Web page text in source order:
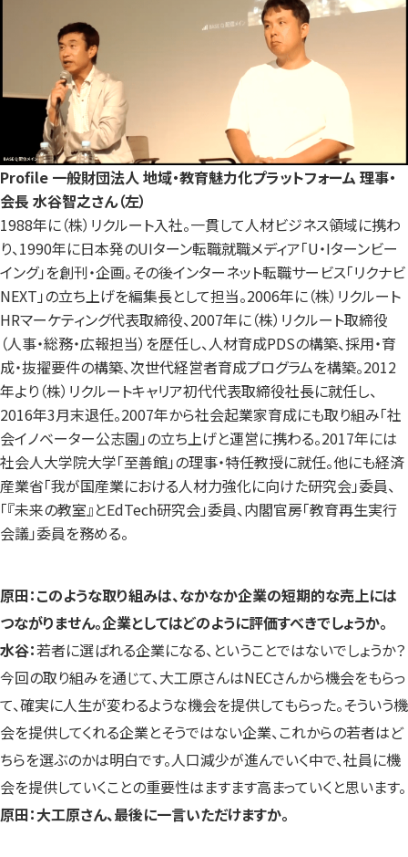
Profile 一般財団法人 地域・教育魅力化プラットフォーム 理事・
会長 水谷智之さん（左）
1988年に（株）リクルート入社。一貫して人材ビジネス領域に携わ
り、1990年に日本発のUIターン転職就職メディア「U・Iターンビー
イング」を創刊・企画。その後インターネット転職サービス「リクナビ
NEXT」の立ち上げを編集長として担当。2006年に（株）リクルート
HRマーケティング代表取締役、2007年に（株）リクルート取締役
（人事・総務・広報担当）を歴任し、人材育成PDSの構築、採用・育
成・抜擢要件の構築、次世代経営者育成プログラムを構築。2012
年より（株）リクルートキャリア初代代表取締役社長に就任し、
2016年3月末退任。2007年から社会起業家育成にも取り組み「社
会イノベーター公志園」の立ち上げと運営に携わる。2017年には
社会人大学院大学「至善館」の理事・特任教授に就任。他にも経済
産業省「我が国産業における人材力強化に向けた研究会」委員、
「『未来の教室』とEdTech研究会」委員、内閣官房「教育再生実行
会議」委員を務める。
原田：このような取り組みは、なかなか企業の短期的な売上には
つながりません。企業としてはどのように評価すべきでしょうか。
水谷：若者に選ばれる企業になる、ということではないでしょうか？
今回の取り組みを通じて、大工原さんはNECさんから機会をもらっ
て、確実に人生が変わるような機会を提供してもらった。そういう機
会を提供してくれる企業とそうではない企業、これからの若者はど
ちらを選ぶのかは明白です。人口減少が進んでいく中で、社員に機
会を提供していくことの重要性はますます高まっていくと思います。
原田：大工原さん、最後に一言いただけますか。